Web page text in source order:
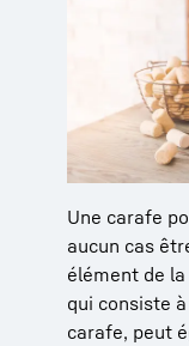
Une carafe
aucun cas
élément de
qui consiste
carafe, peut